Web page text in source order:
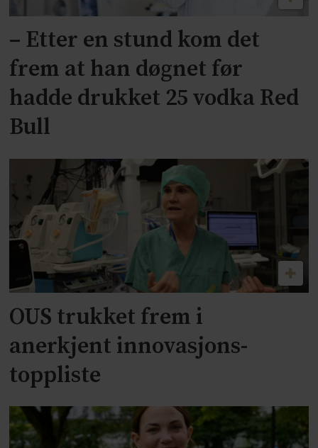
– Etter en stund kom det
frem at han døgnet før
hadde drukket 25 vodka Red
Bull
OUS trukket frem i
anerkjent innovasjons-
toppliste